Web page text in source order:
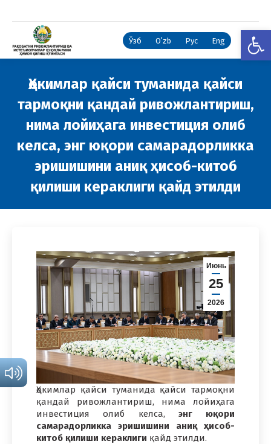
Ўзб Oʻzb Рус Eng
Ҳокимлар қайси туманида қайси
тармоқни қандай ривожлантириш,
нима лойиҳага инвестиция олиб
келса, энг юқори самарадорликка
эришишини аниқ ҳисоб-китоб
қилиши кераклиги қайд этилди
Июнь
25
2026
Ҳокимлар қайси туманида қайси тармоқни
қандай ривожлантириш, нима лойиҳага
инвестиция олиб келса, энг юқори
самарадорликка эришишини аниқ ҳисоб-
китоб қилиши кераклиги қайд этилди.